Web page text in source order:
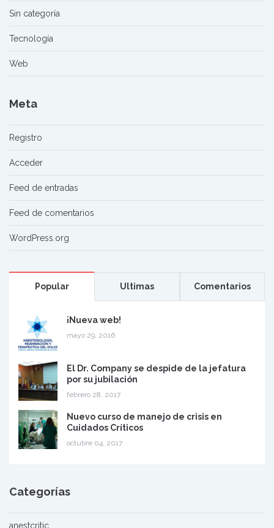
Sin categoría
Tecnología
Web
Meta
Registro
Acceder
Feed de entradas
Feed de comentarios
WordPress.org
Popular Ultimas Comentarios
¡Nueva web!
mayo 29, 2016
El Dr. Company se despide de la jefatura
por su jubilación
febrero 28, 2017
Nuevo curso de manejo de crisis en
Cuidados Críticos
octubre 04, 2017
Categorías
anestcritic